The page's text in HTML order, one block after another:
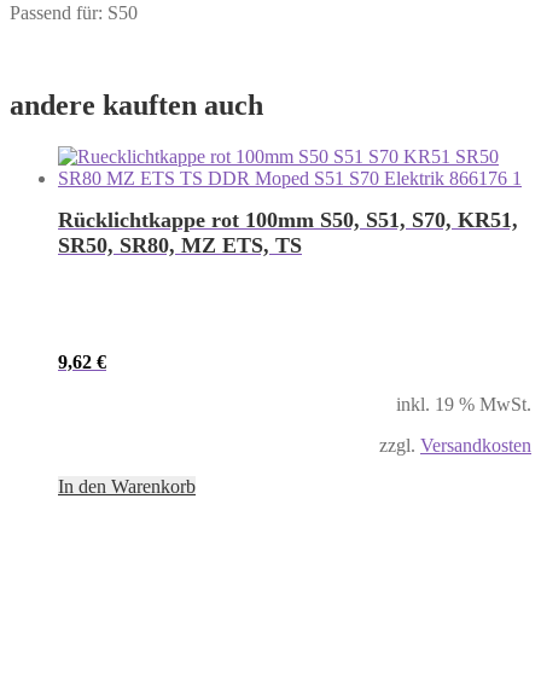
Passend für: S50
andere kauften auch
Rücklichtkappe rot 100mm S50, S51, S70, KR51,
SR50, SR80, MZ ETS, TS
9,62 €
inkl. 19 % MwSt.
zzgl. Versandkosten
In den Warenkorb